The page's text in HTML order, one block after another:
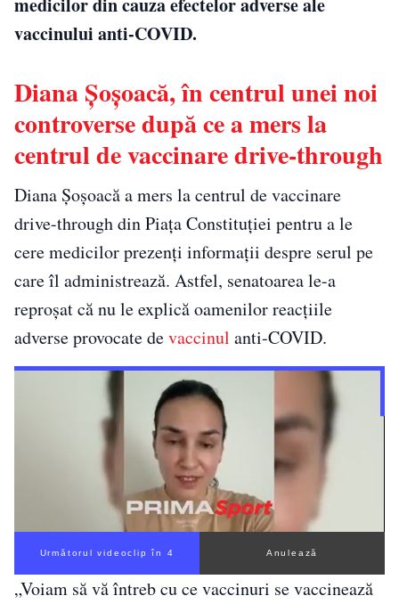
medicilor din cauza efectelor adverse ale
vaccinului anti-COVID.
Diana Șoșoacă, în centrul unei noi
controverse după ce a mers la
centrul de vaccinare drive-through
Diana Șoșoacă a mers la centrul de vaccinare
drive-through din Piața Constituției pentru a le
cere medicilor prezenți informații despre serul pe
care îl administrează. Astfel, senatoarea le-a
reproșat că nu le explică oamenilor reacțiile
adverse provocate devaccinul anti-COVID.
Următorul videoclip în 3 Anulează
„Voiam să vă întreb cu ce vaccinuri se vaccinează